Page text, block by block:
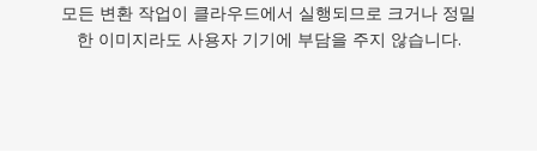
모든 변환 작업이 클라우드에서 실행되므로 크거나 정밀
한 이미지라도 사용자 기기에 부담을 주지 않습니다.